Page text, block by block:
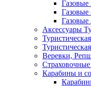
Газовые
Аксессуары
Веревки,
Карабины и